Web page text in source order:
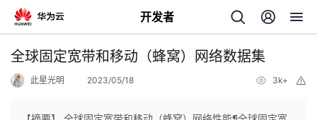
开发者
返
全球固定宽带和移动（蜂窝）网络数据集
此星光明 2023/05/18 3k+